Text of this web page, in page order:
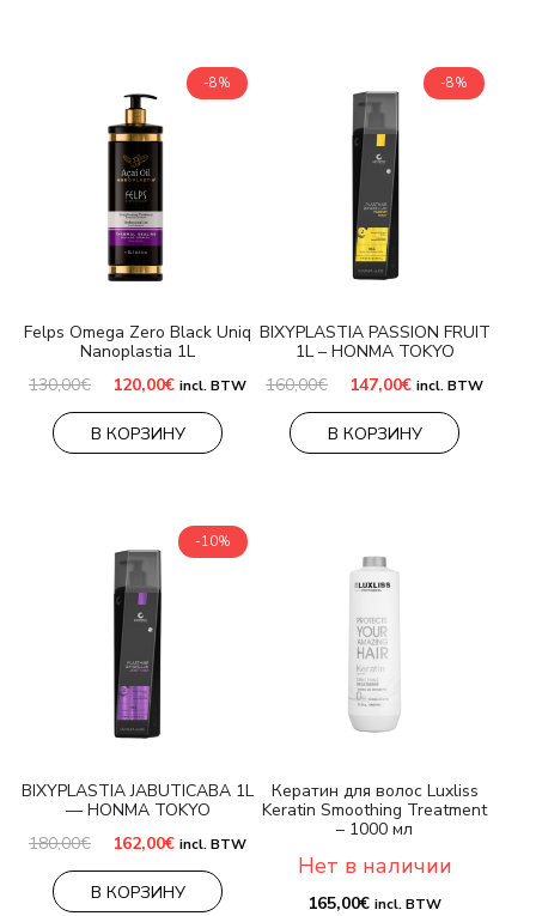
-8%
Felps Omega Zero Black Uniq
Nanoplastia 1L
130,00€ Первоначальная
составляла
130,00€.
120,00€Текущая
120,00€.
incl. BTW
В КОРЗИНУ
-8%
BIXYPLASTIA PASSION FRUIT
1L – HONMA TOKYO
160,00€ Первоначальная
составляла
160,00€.
147,00€Текущая
147,00€.
incl. BTW
В КОРЗИНУ
-10%
BIXYPLASTIA JABUTICABA 1L
— HONMA TOKYO
180,00€ Первоначальная
составляла
180,00€.
162,00€Текущая
162,00€.
incl. BTW
В КОРЗИНУ
Кератин для волос Luxliss
Keratin Smoothing Treatment
– 1000 мл
Нет в наличии
165,00€ incl. BTW